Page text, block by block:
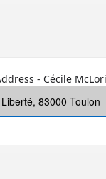
- Cécile